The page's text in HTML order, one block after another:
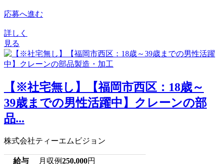
応募へ進む
詳しく
見る
【※社宅無し】【福岡市西区：18歳～
39歳までの男性活躍中】クレーンの部
品...
株式会社ティーエムビジョン
給与 月収例250,000円